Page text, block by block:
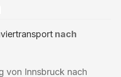
nach
von Innsbruck nach